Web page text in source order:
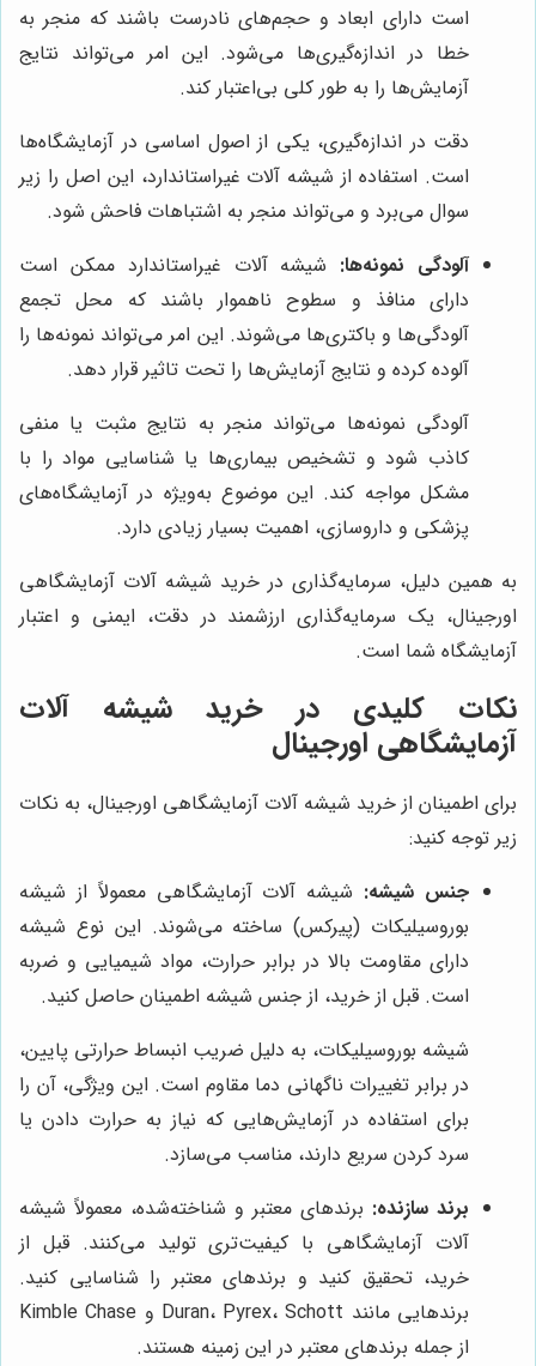
است دارای ابعاد و حجم‌های نادرست باشند که منجر به
خطا در اندازه‌گیری‌ها می‌شود. این امر می‌تواند نتایج
آزمایش‌ها را به طور کلی بی‌اعتبار کند.
دقت در اندازه‌گیری، یکی از اصول اساسی در آزمایشگاه‌ها
است. استفاده از شیشه آلات غیراستاندارد، این اصل را زیر
سوال می‌برد و می‌تواند منجر به اشتباهات فاحش شود.
آلودگی نمونه‌ها: شیشه آلات غیراستاندارد ممکن است
دارای منافذ و سطوح ناهموار باشند که محل تجمع
آلودگی‌ها و باکتری‌ها می‌شوند. این امر می‌تواند نمونه‌ها را
آلوده کرده و نتایج آزمایش‌ها را تحت تاثیر قرار دهد.
آلودگی نمونه‌ها می‌تواند منجر به نتایج مثبت یا منفی
کاذب شود و تشخیص بیماری‌ها یا شناسایی مواد را با
مشکل مواجه کند. این موضوع به‌ویژه در آزمایشگاه‌های
پزشکی و داروسازی، اهمیت بسیار زیادی دارد.
به همین دلیل، سرمایه‌گذاری در خرید شیشه آلات آزمایشگاهی
اورجینال، یک سرمایه‌گذاری ارزشمند در دقت، ایمنی و اعتبار
آزمایشگاه شما است.
نکات کلیدی در خرید شیشه آلات
آزمایشگاهی اورجینال
برای اطمینان از خرید شیشه آلات آزمایشگاهی اورجینال، به نکات
زیر توجه کنید:
جنس شیشه: شیشه آلات آزمایشگاهی معمولاً از شیشه
بوروسیلیکات (پیرکس) ساخته می‌شوند. این نوع شیشه
دارای مقاومت بالا در برابر حرارت، مواد شیمیایی و ضربه
است. قبل از خرید، از جنس شیشه اطمینان حاصل کنید.
شیشه بوروسیلیکات، به دلیل ضریب انبساط حرارتی پایین،
در برابر تغییرات ناگهانی دما مقاوم است. این ویژگی، آن را
برای استفاده در آزمایش‌هایی که نیاز به حرارت دادن یا
سرد کردن سریع دارند، مناسب می‌سازد.
برند سازنده: برندهای معتبر و شناخته‌شده، معمولاً شیشه
آلات آزمایشگاهی با کیفیت‌تری تولید می‌کنند. قبل از
خرید، تحقیق کنید و برندهای معتبر را شناسایی کنید.
برندهایی مانند Duran، Pyrex، Schott و Kimble Chase
از جمله برندهای معتبر در این زمینه هستند.